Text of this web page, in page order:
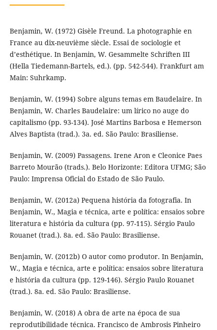
Benjamin, W. (1972) Gisèle Freund. La photographie en
France au dix-neuvième siècle. Essai de sociologie et
d’esthétique. In Benjamin, W. Gesammelte Schriften III
(Hella Tiedemann-Bartels, ed.). (pp. 542-544). Frankfurt am
Main: Suhrkamp.
Benjamin, W. (1994) Sobre alguns temas em Baudelaire. In
Benjamin, W. Charles Baudelaire: um lírico no auge do
capitalismo (pp. 93-134). José Martins Barbosa e Hemerson
Alves Baptista (trad.). 3a. ed. São Paulo: Brasiliense.
Benjamin, W. (2009) Passagens. Irene Aron e Cleonice Paes
Barreto Mourão (trads.). Belo Horizonte: Editora UFMG; São
Paulo: Imprensa Oficial do Estado de São Paulo.
Benjamin, W. (2012a) Pequena história da fotografia. In
Benjamin, W., Magia e técnica, arte e política: ensaios sobre
literatura e história da cultura (pp. 97-115). Sérgio Paulo
Rouanet (trad.). 8a. ed. São Paulo: Brasiliense.
Benjamin, W. (2012b) O autor como produtor. In Benjamin,
W., Magia e técnica, arte e política: ensaios sobre literatura
e história da cultura (pp. 129-146). Sérgio Paulo Rouanet
(trad.). 8a. ed. São Paulo: Brasiliense.
Benjamin, W. (2018) A obra de arte na época de sua
reprodutibilidade técnica. Francisco de Ambrosis Pinheiro